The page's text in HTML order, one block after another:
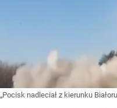
„Pocisk nadleciał z kierunku